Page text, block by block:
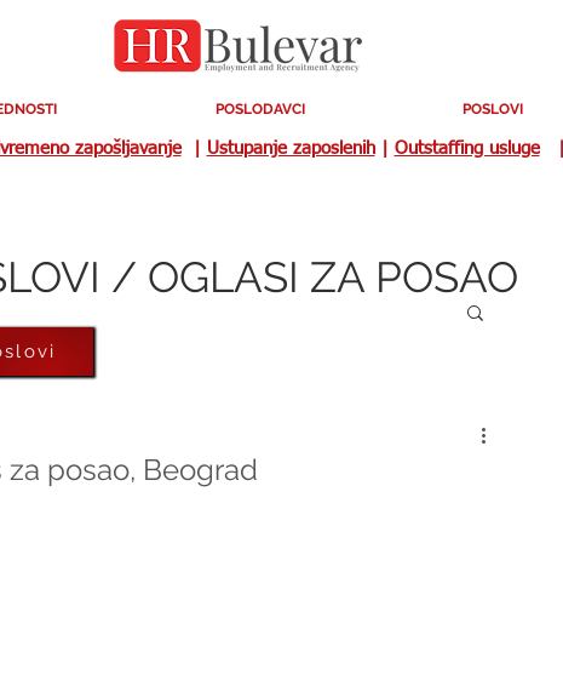
POSLODAVCI POSLOVI
zapošljavanje| Ustupanje zaposlenih| Outstaffing usluge|
/ OGLASI ZA POSAO
posao, Beograd